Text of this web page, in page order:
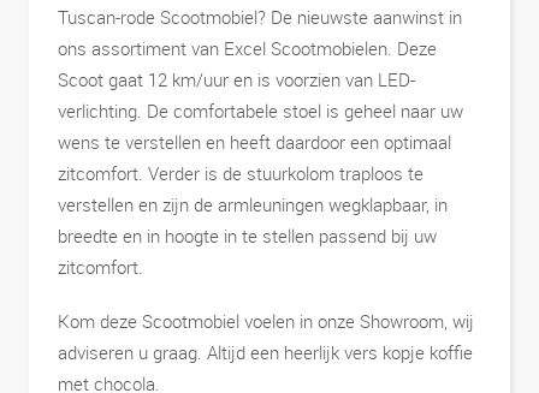
Tuscan-rode Scootmobiel? De nieuwste aanwinst in
ons assortiment van Excel Scootmobielen. Deze
Scoot gaat 12 km/uur en is voorzien van LED-
verlichting. De comfortabele stoel is geheel naar uw
wens te verstellen en heeft daardoor een optimaal
zitcomfort. Verder is de stuurkolom traploos te
verstellen en zijn de armleuningen wegklapbaar, in
breedte en in hoogte in te stellen passend bij uw
zitcomfort.
Kom deze Scootmobiel voelen in onze Showroom, wij
adviseren u graag. Altijd een heerlijk vers kopje koffie
met chocola.